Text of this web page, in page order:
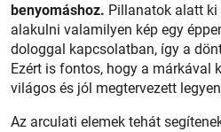
benyomáshoz. Pillanatok alatt ki
alakulni valamilyen kép egy
dologgal kapcsolatban, így a
Ezért is fontos, hogy a márkával
világos és jól megtervezett
Az arculati elemek tehát